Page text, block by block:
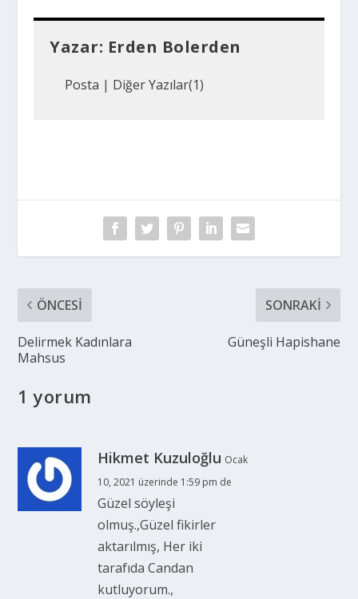
Yazar: Erden Bolerden
Posta | Diğer Yazılar(1)
ÖNCESI
Delirmek Kadınlara
Mahsus
SONRAKI
Güneşli Hapishane
1 yorum
Hikmet Kuzuloğlu Ocak
10, 2021 üzerinde 1:59 pm de
Güzel söyleşi
olmuş.,Güzel fikirler
aktarılmış, Her iki
tarafıda Candan
kutluyorum.,